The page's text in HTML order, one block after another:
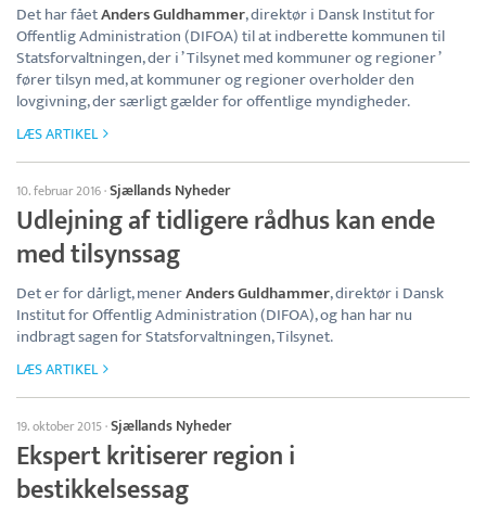
Det har fåetAnders Guldhammer, direktør i Dansk Institut for
Offentlig Administration (DIFOA) til at indberette kommunen til
Statsforvaltningen, der i ’ Tilsynet med kommuner og regioner ’
fører tilsyn med, at kommuner og regioner overholder den
lovgivning, der særligt gælder for offentlige myndigheder.
LÆS ARTIKEL
10. februar 2016·Sjællands Nyheder
Udlejning af tidligere rådhus kan ende
med tilsynssag
Det er for dårligt, menerAnders Guldhammer, direktør i Dansk
Institut for Offentlig Administration (DIFOA), og han har nu
indbragt sagen for Statsforvaltningen, Tilsynet.
LÆS ARTIKEL
19. oktober 2015·Sjællands Nyheder
Ekspert kritiserer region i
bestikkelsessag